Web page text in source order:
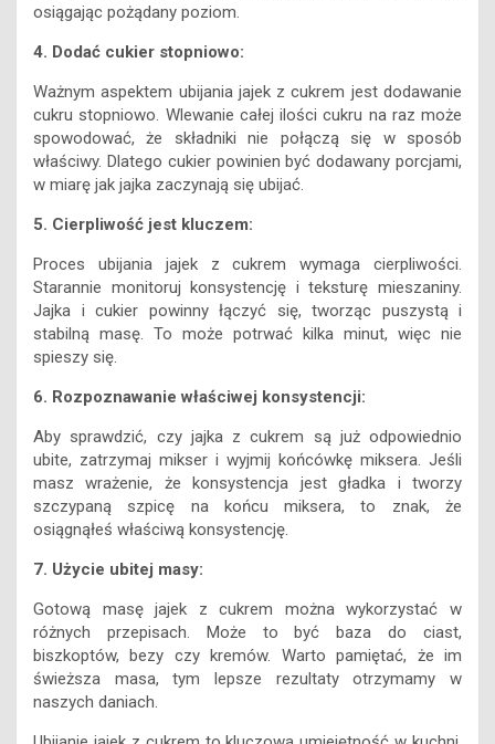
osiągając pożądany poziom.
4. Dodać cukier stopniowo:
Ważnym aspektem ubijania jajek z cukrem jest dodawanie
cukru stopniowo. Wlewanie całej ilości cukru na raz może
spowodować, że składniki nie połączą się w sposób
właściwy. Dlatego cukier powinien być dodawany porcjami,
w miarę jak jajka zaczynają się ubijać.
5. Cierpliwość jest kluczem:
Proces ubijania jajek z cukrem wymaga cierpliwości.
Starannie monitoruj konsystencję i teksturę mieszaniny.
Jajka i cukier powinny łączyć się, tworząc puszystą i
stabilną masę. To może potrwać kilka minut, więc nie
spieszy się.
6. Rozpoznawanie właściwej konsystencji:
Aby sprawdzić, czy jajka z cukrem są już odpowiednio
ubite, zatrzymaj mikser i wyjmij końcówkę miksera. Jeśli
masz wrażenie, że konsystencja jest gładka i tworzy
szczypaną szpicę na końcu miksera, to znak, że
osiągnąłeś właściwą konsystencję.
7. Użycie ubitej masy:
Gotową masę jajek z cukrem można wykorzystać w
różnych przepisach. Może to być baza do ciast,
biszkoptów, bezy czy kremów. Warto pamiętać, że im
świeższa masa, tym lepsze rezultaty otrzymamy w
naszych daniach.